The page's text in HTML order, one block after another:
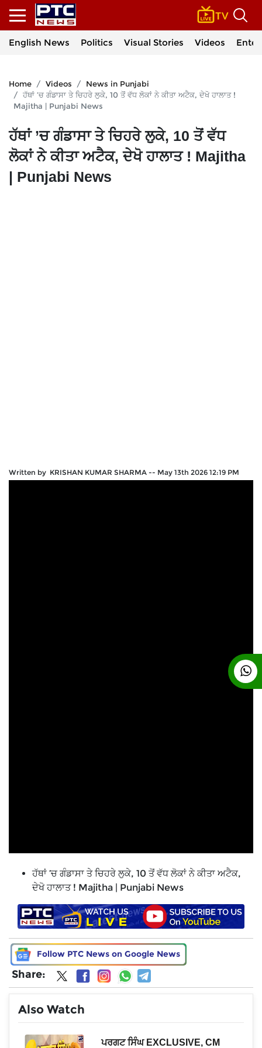
English News Politics Visual Stories Videos
Home Videos
News in Punjabi
ਹੱਥਾਂ ’ਚ ਗੰਡਾਸਾ ਤੇ ਚਿਹਰੇ ਲੁਕੇ, 10 ਤੋਂ ਵੱਧ ਲੋਕਾਂ ਨੇ ਕੀਤਾ ਅਟੈਕ, ਦੇਖੋ ਹਾਲਾਤ !
Majitha | Punjabi News
ਹੱਥਾਂ ’ਚ ਗੰਡਾਸਾ ਤੇ ਚਿਹਰੇ ਲੁਕੇ, 10 ਤੋਂ ਵੱਧ
ਲੋਕਾਂ ਨੇ ਕੀਤਾ ਅਟੈਕ, ਦੇਖੋ ਹਾਲਾਤ ! Majitha
| Punjabi News
Written by KRISHAN KUMAR SHARMA -- May 13th 2026 12:19 PM
ਹੱਥਾਂ ’ਚ ਗੰਡਾਸਾ ਤੇ ਚਿਹਰੇ ਲੁਕੇ, 10 ਤੋਂ ਵੱਧ ਲੋਕਾਂ ਨੇ ਕੀਤਾ ਅਟੈਕ,
ਦੇਖੋ ਹਾਲਾਤ ! Majitha | Punjabi News
Follow PTC News on Google News
Share:
Also Watch
ਪਰਗਟ ਸਿੰਘ EXCLUSIVE, CM